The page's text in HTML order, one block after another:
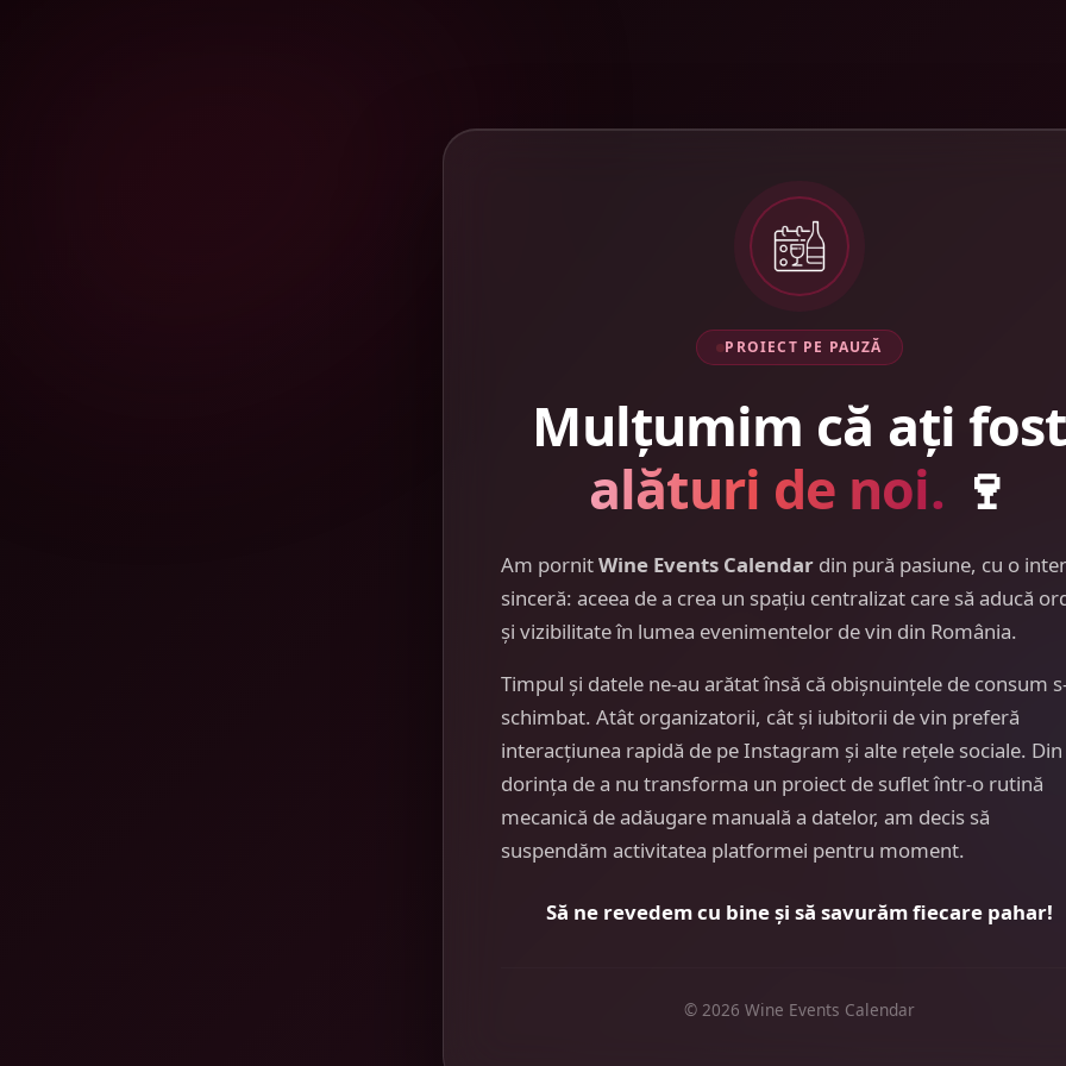
PROIECT PE PAUZĂ
Mulțumim că ați fost
alături de noi. 🍷
Am pornitWine Events Calendar din pură pasiune, cu o
sinceră: aceea de a crea un spațiu centralizat care să aducă
și vizibilitate în lumea evenimentelor de vin din România.
Timpul și datele ne-au arătat însă că obișnuințele de consum
schimbat. Atât organizatorii, cât și iubitorii de vin preferă
interacțiunea rapidă de pe Instagram și alte rețele sociale. Din
dorința de a nu transforma un proiect de suflet într-o rutină
mecanică de adăugare manuală a datelor, am decis să
suspendăm activitatea platformei pentru moment.
Să ne revedem cu bine și să savurăm fiecare pahar!
© 2026 Wine Events Calendar